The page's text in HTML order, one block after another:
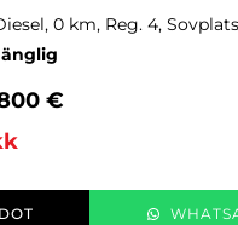
0 km, Reg. 4,
€